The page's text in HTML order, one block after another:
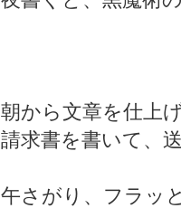
朝から文章を仕上
請求書を書いて、
午さがり、フラッ